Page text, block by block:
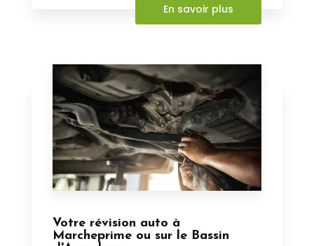
En savoir plus
Votre révision auto à
Marcheprime ou sur le Bassin